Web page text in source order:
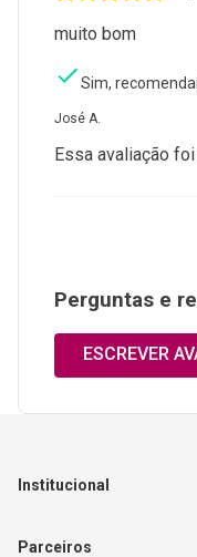
muito bom
Sim,
José A.
Essa avaliação
Perguntas e
ESCREVER
Institucional
Parceiros